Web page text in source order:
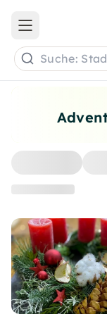
Open main menu
Suche: